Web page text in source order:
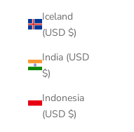
Iceland
(USD $)
India (USD
$)
Indonesia
(USD $)